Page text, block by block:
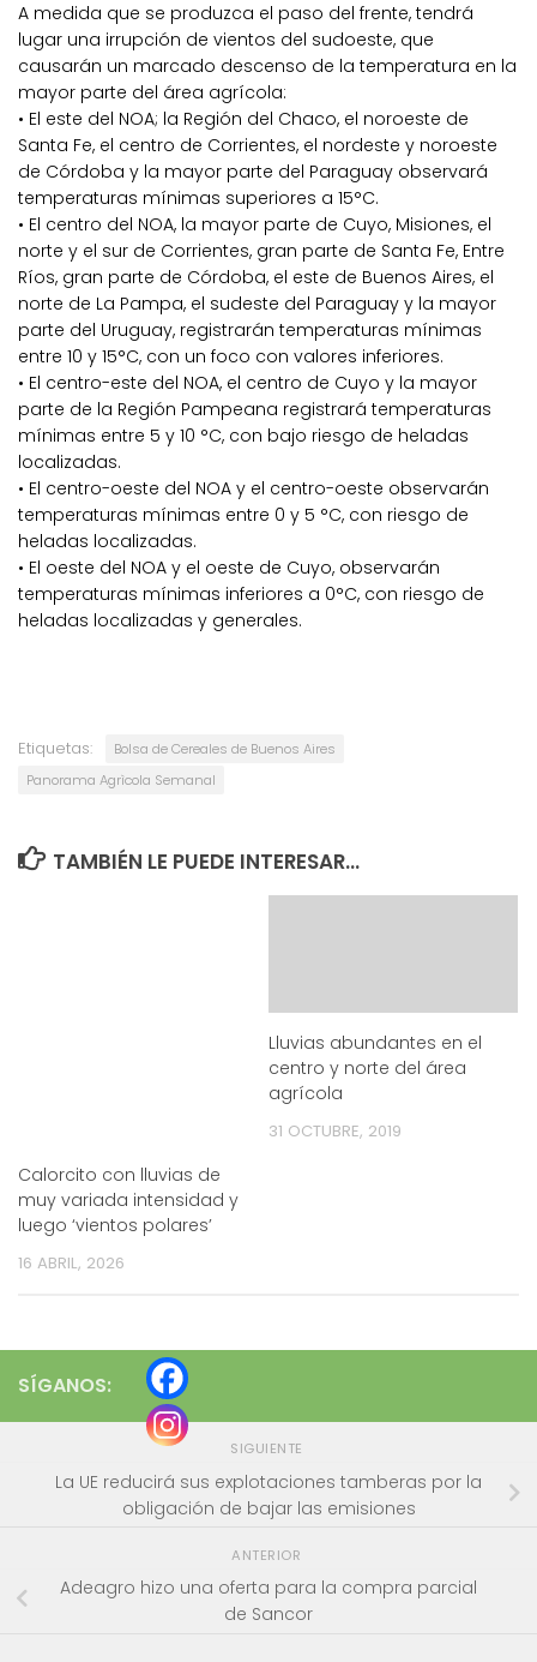
A medida que se produzca el paso del frente, tendrá
lugar una irrupción de vientos del sudoeste, que
causarán un marcado descenso de la temperatura en la
mayor parte del área agrícola:
• El este del NOA; la Región del Chaco, el noroeste de
Santa Fe, el centro de Corrientes, el nordeste y noroeste
de Córdoba y la mayor parte del Paraguay observará
temperaturas mínimas superiores a 15°C.
• El centro del NOA, la mayor parte de Cuyo, Misiones, el
norte y el sur de Corrientes, gran parte de Santa Fe, Entre
Ríos, gran parte de Córdoba, el este de Buenos Aires, el
norte de La Pampa, el sudeste del Paraguay y la mayor
parte del Uruguay, registrarán temperaturas mínimas
entre 10 y 15°C, con un foco con valores inferiores.
• El centro-este del NOA, el centro de Cuyo y la mayor
parte de la Región Pampeana registrará temperaturas
mínimas entre 5 y 10 °C, con bajo riesgo de heladas
localizadas.
• El centro-oeste del NOA y el centro-oeste observarán
temperaturas mínimas entre 0 y 5 °C, con riesgo de
heladas localizadas.
• El oeste del NOA y el oeste de Cuyo, observarán
temperaturas mínimas inferiores a 0°C, con riesgo de
heladas localizadas y generales.
Etiquetas:
Bolsa de Cereales de Buenos Aires
Panorama Agrìcola Semanal
TAMBIÉN LE PUEDE INTERESAR...
Calorcito con lluvias de
muy variada intensidad y
luego ‘vientos polares’
16 ABRIL, 2026
Lluvias abundantes en el
centro y norte del área
agrícola
31 OCTUBRE, 2019
SÍGANOS:
SIGUIENTE
La UE reducirá sus explotaciones tamberas por la
obligación de bajar las emisiones
ANTERIOR
Adeagro hizo una oferta para la compra parcial
de Sancor